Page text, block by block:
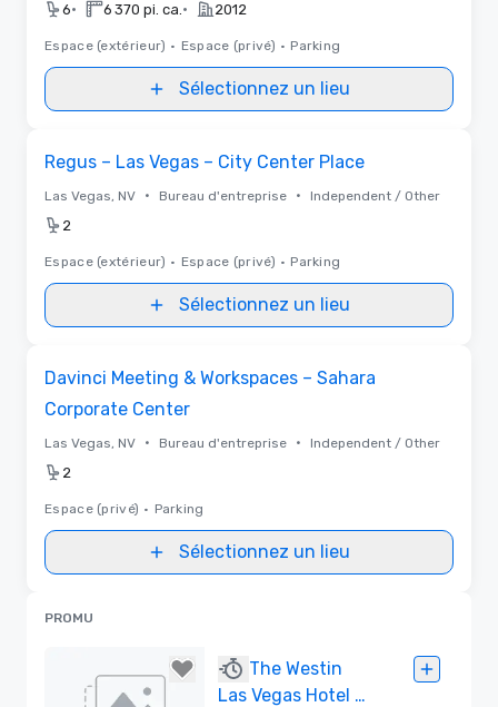
6• 6 370 pi. ca. • 2012
Espace (extérieur) • Espace (privé) • Parking
Sélectionnez un lieu
Regus – Las Vegas – City Center Place
Las Vegas, NV • Bureau d'entreprise • Independent / Other
2
Espace (extérieur) • Espace (privé) • Parking
Sélectionnez un lieu
Davinci Meeting & Workspaces – Sahara
Corporate Center
Las Vegas, NV • Bureau d'entreprise • Independent / Other
2
Espace (privé) • Parking
Sélectionnez un lieu
PROMU
The Westin
Las Vegas Hotel &